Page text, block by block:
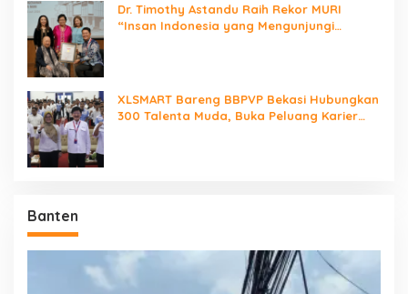
Dr. Timothy Astandu Raih Rekor MURI
“Insan Indonesia yang Mengunjungi
XLSMART Bareng BBPVP Bekasi Hubungkan
300 Talenta Muda, Buka Peluang Karier
Banten